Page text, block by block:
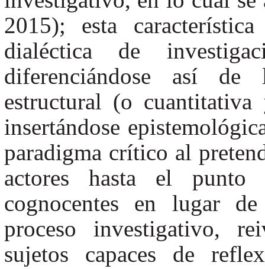
2015); esta
dialéctica de
diferenciándose así de
estructural (o
insertándose
paradigma crítico al
actores hasta el punto
cognocentes en lugar
proceso investigativo,
sujetos capaces de